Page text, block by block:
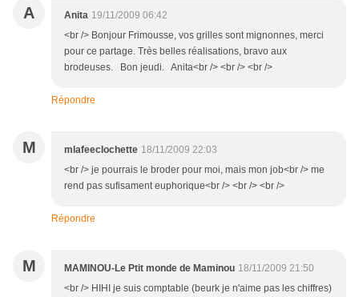
A Anita 19/11/2009 06:42
<br /> Bonjour Frimousse, vos grilles sont mignonnes, merci
pour ce partage. Très belles réalisations, bravo aux
brodeuses. Bon jeudi. Anita<br /> <br /> <br />
Répondre
M mlafeeclochette 18/11/2009 22:03
<br /> je pourrais le broder pour moi, mais mon job<br /> me
rend pas sufisament euphorique<br /> <br /> <br />
Répondre
M MAMINOU-Le Ptit monde de Maminou 18/11/2009 21:50
<br /> HIHI je suis comptable (beurk je n'aime pas les chiffres)